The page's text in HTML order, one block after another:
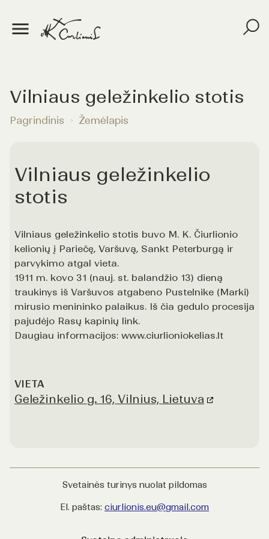
Vilniaus geležinkelio stotis
Pagrindinis Žemėlapis
Vilniaus geležinkelio
stotis
Vilniaus geležinkelio stotis buvo M. K. Čiurlionio
kelionių į Pariečę, Varšuvą, Sankt Peterburgą ir
parvykimo atgal vieta.
1911 m. kovo 31 (nauj. st. balandžio 13) dieną
traukinys iš Varšuvos atgabeno Pustelnike (Marki)
mirusio menininko palaikus. Iš čia gedulo procesija
pajudėjo Rasų kapinių link.
Daugiau informacijos: www.ciurlioniokelias.lt
VIETA
Geležinkelio g. 16, Vilnius, Lietuva
Svetainės turinys nuolat pildomas
El. paštas: ciurlionis.eu@gmail.com